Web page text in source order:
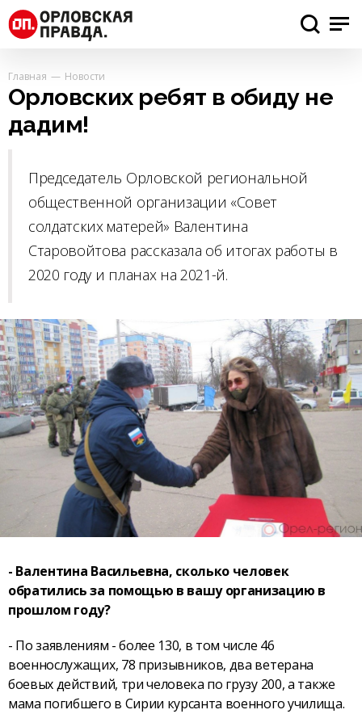
Главная Новости
Орловских ребят в обиду не
дадим!
Председатель Орловской региональной
общественной организации «Совет
солдатских матерей» Валентина
Старовойтова рассказала об итогах работы в
2020 году и планах на 2021-й.
- Валентина Васильевна, сколько человек
обратились за помощью в вашу организацию в
прошлом году?
- По заявлениям - более 130, в том числе 46
военнослужащих, 78 призывников, два ветерана
боевых действий, три человека по грузу 200, а также
мама погибшего в Сирии курсанта военного училища.